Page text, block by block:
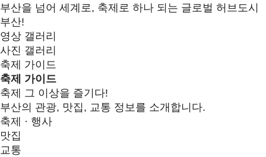
부산을 넘어 세계로, 축제로 하나 되는 글로벌 허브도시
부산!
영상 갤러리
사진 갤러리
축제 가이드
축제 가이드
축제 그 이상을 즐기다!
부산의 관광, 맛집, 교통 정보를 소개합니다.
축제 · 행사
맛집
교통